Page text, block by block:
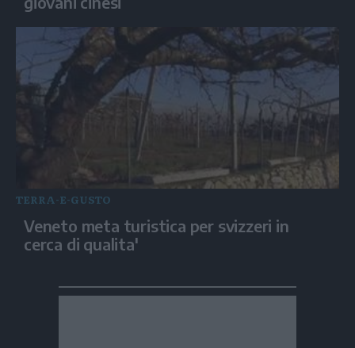
TERRA-E-GUSTO
Veneto meta turistica per svizzeri in
cerca di qualita'